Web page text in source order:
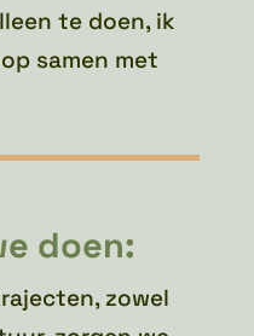
te doen, ik
samen met
doen:
zowel